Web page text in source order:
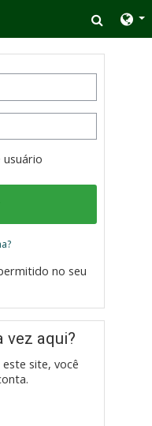
no seu
vez aqui?
site, você